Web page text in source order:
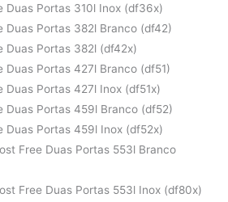
Duas Portas 310l Inox (df36x)
Duas Portas 382l Branco (df42)
Duas Portas 382l (df42x)
Duas Portas 427l Branco (df51)
Duas Portas 427l Inox (df51x)
Duas Portas 459l Branco (df52)
Duas Portas 459l Inox (df52x)
Free Duas Portas 553l Branco
Free Duas Portas 553l Inox (df80x)